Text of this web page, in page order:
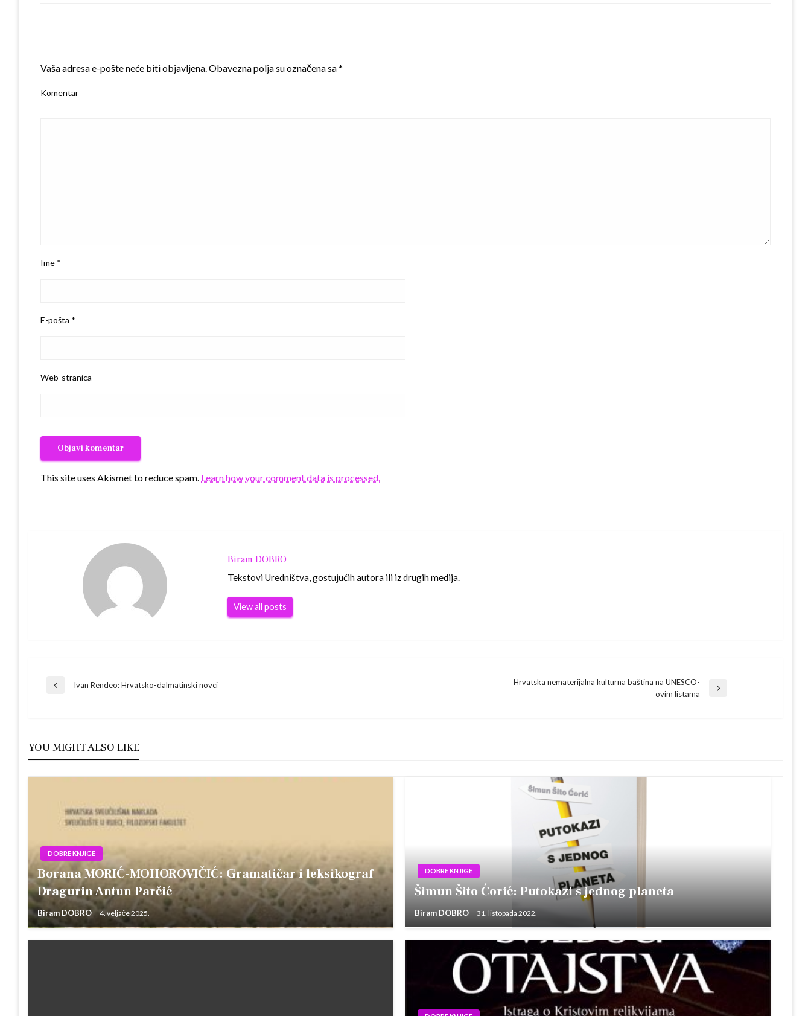
Vaša adresa e-pošte neće biti objavljena.Obavezna polja su označena sa*
Komentar
Ime *
E-pošta *
Web-stranica
This site uses Akismet to reduce spam. Learn how your comment data is processed.
Biram DOBRO
Tekstovi Uredništva, gostujućih autora ili iz drugih medija.
View all posts
Navigacija
Previous
Ivan Rendeo: Hrvatsko-dalmatinski novci
Hrvatska nematerijalna kulturna baština na UNESCO-
ovim listama
YOU MIGHT ALSO LIKE
DOBRE KNJIGE
Borana MORIĆ-MOHOROVIČIĆ: Gramatičar i leksikograf
Dragurin Antun Parčić
Biram DOBRO 4. veljače 2025.
DOBRE KNJIGE
Šimun Šito Ćorić: Putokazi s jednog planeta
Biram DOBRO 31. listopada 2022.